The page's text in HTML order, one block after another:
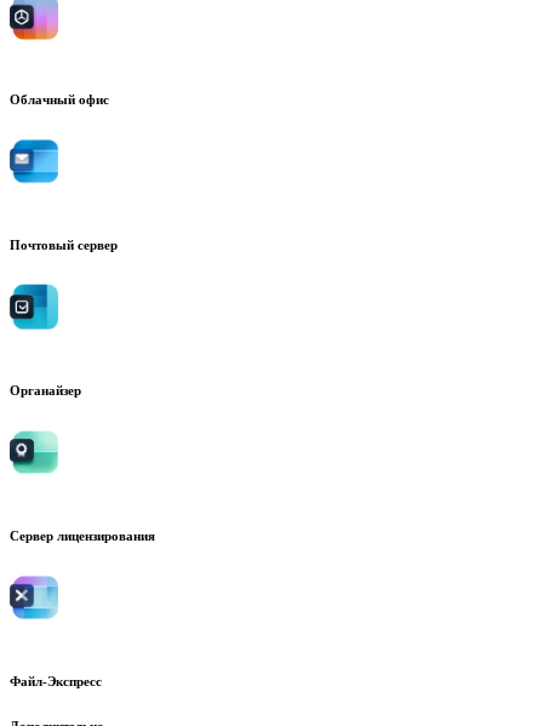
Облачный офис
Почтовый сервер
Органайзер
Сервер лицензирования
Файл-Экспресс